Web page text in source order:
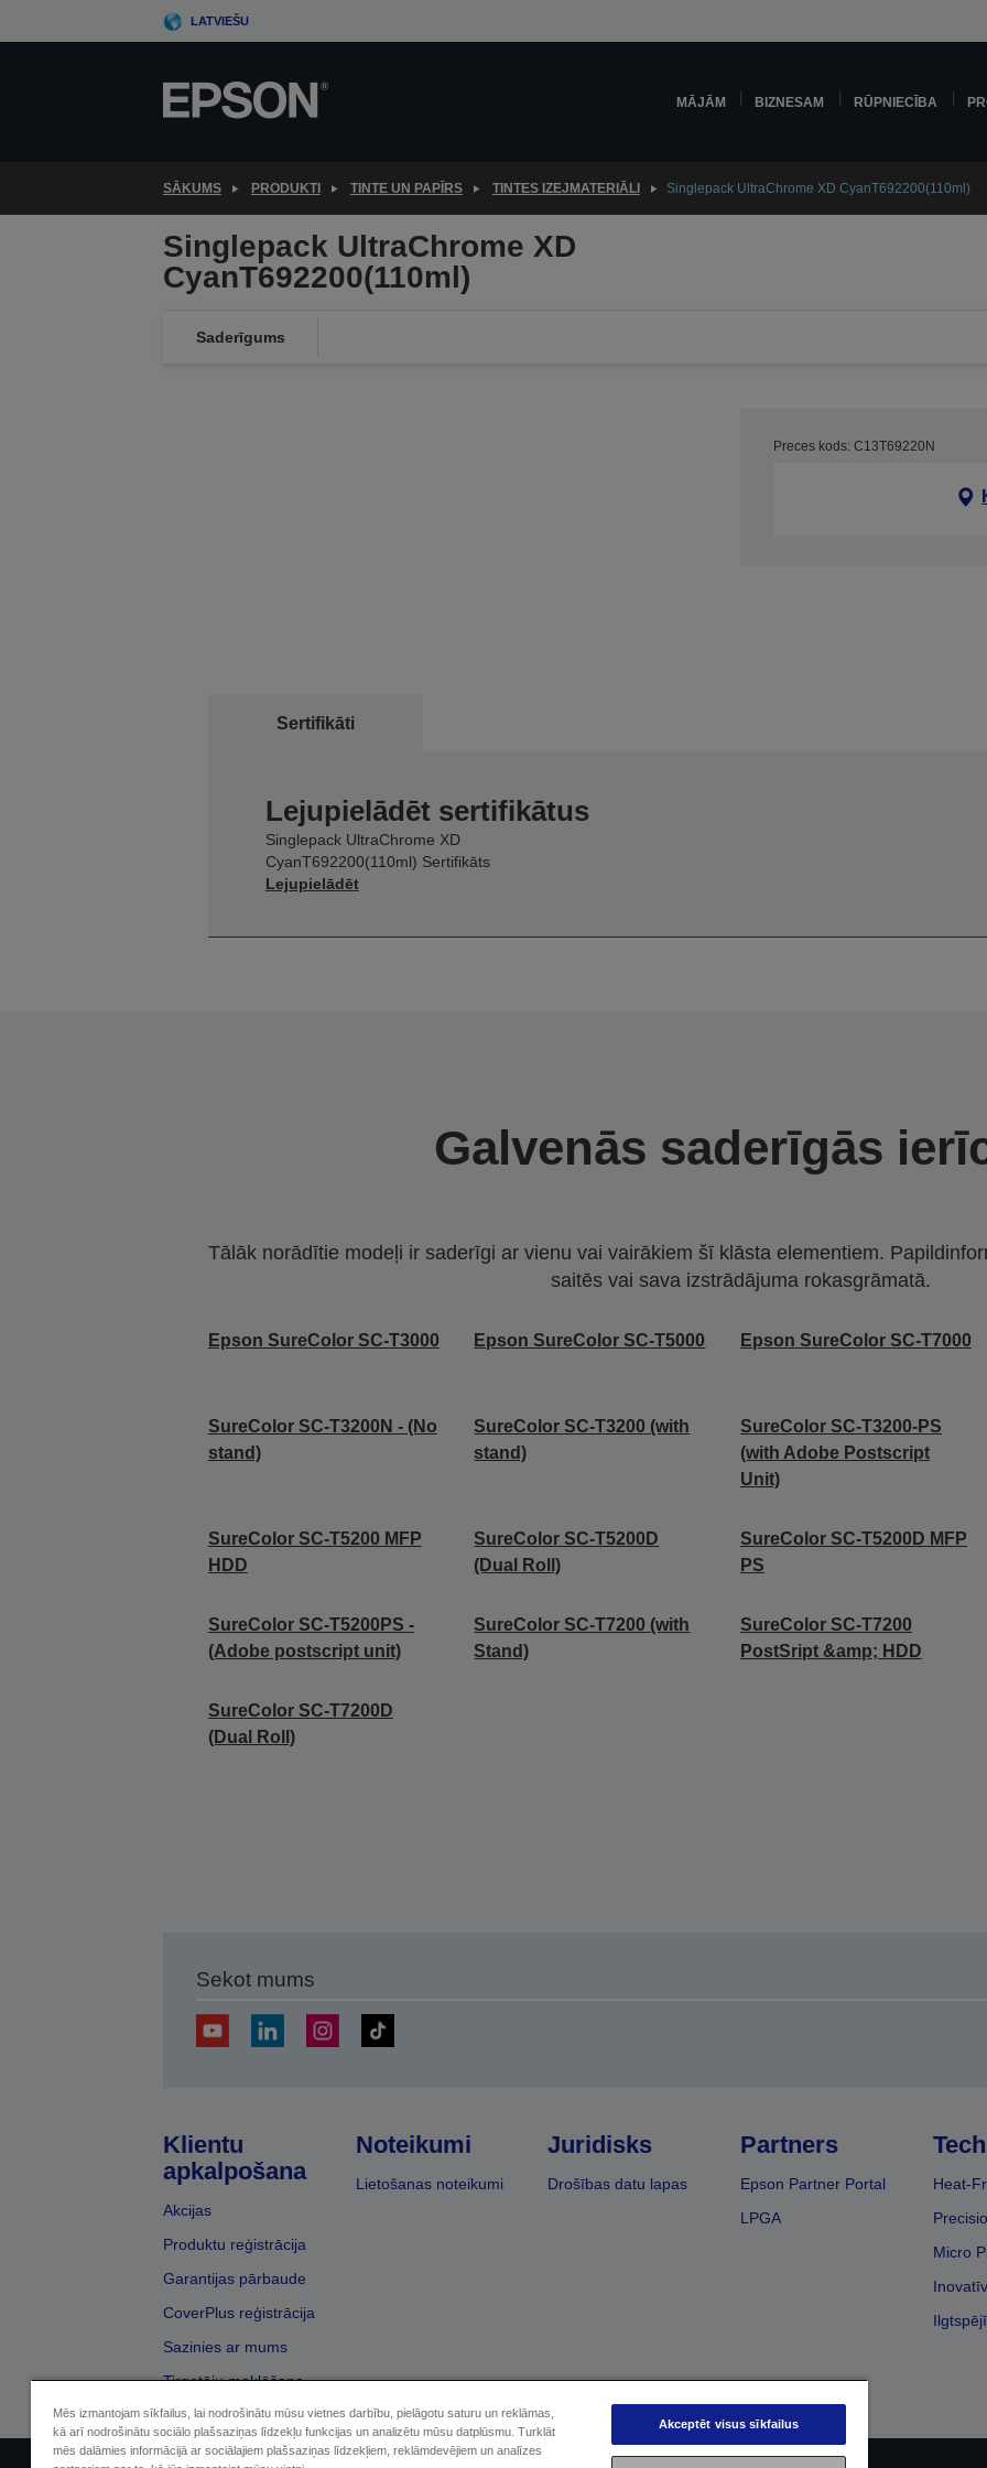
to
LATVIEŠU
MĀJĀM BIZNESAM RŪPNIECĪBA
SĀKUMS PRODUKTI TINTE UN PAPĪRS TINTES IZEJMATERIĀLI Singlepack UltraChrome XD CyanT692200(110ml)
Singlepack UltraChrome XD
CyanT692200(110ml)
Saderīgums
Preces kods: C13T69220N
Sertifikāti
Lejupielādēt sertifikātus
Singlepack UltraChrome XD
CyanT692200(110ml) Sertifikāts
Lejupielādēt
Galvenās saderīgās
Tālāk norādītie modeļi ir saderīgi ar vienu vai vairākiem šī klāsta elementiem.
saitēs vai sava izstrādājuma rokasgrāmatā.
Epson SureColor SC-T3000 Epson SureColor SC-T5000 Epson SureColor SC-T7000
SureColor SC-T3200N - (No
stand)
SureColor SC-T3200 (with
stand)
SureColor SC-T3200-PS
(with Adobe Postscript
Unit)
SureColor SC-T5200 MFP
HDD
SureColor SC-T5200D
(Dual Roll)
SureColor SC-T5200D MFP
PS
SureColor SC-T5200PS -
(Adobe postscript unit)
SureColor SC-T7200 (with
Stand)
SureColor SC-T7200
PostSript &amp; HDD
SureColor SC-T7200D
(Dual Roll)
Sekot mums
Klientu
apkalpošana
Akcijas
Produktu reģistrācija
Garantijas pārbaude
CoverPlus reģistrācija
Sazinies ar mums
Tirgotāju meklēšana
Noteikumi
Lietošanas noteikumi
Juridisks
Drošības datu lapas
Partners
Epson Partner Portal
LPGA
Heat-
Micro
Mēs izmantojam sīkfailus, lai nodrošinātu mūsu vietnes darbību, pielāgotu saturu un reklāmas,
kā arī nodrošinātu sociālo plašsaziņas līdzekļu funkcijas un analizētu mūsu datplūsmu. Turklāt
mēs dalāmies informācijā ar sociālajiem plašsaziņas līdzekļiem, reklāmdevējiem un analīzes
Akceptēt visus sīkfailus